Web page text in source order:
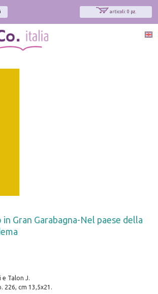
articoli: 0 pz.
Gran Garabagna-Nel paese della
e Talon J.
226, cm 13,5x21.